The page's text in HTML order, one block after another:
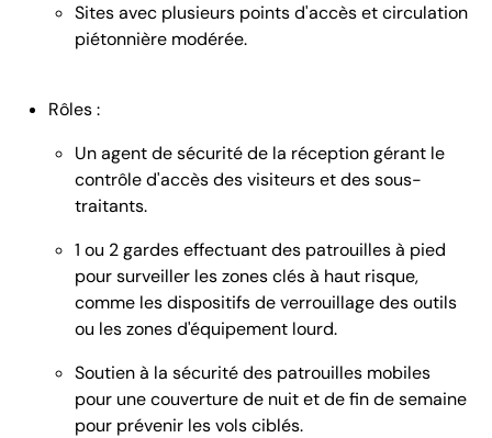
Sites avec plusieurs points d'accès et circulation
piétonnière modérée.
Rôles :
Un agent de sécurité de la réception gérant le
contrôle d'accès des visiteurs et des sous-
traitants.
1 ou 2 gardes effectuant des patrouilles à pied
pour surveiller les zones clés à haut risque,
comme les dispositifs de verrouillage des outils
ou les zones d'équipement lourd.
Soutien à la sécurité des patrouilles mobiles
pour une couverture de nuit et de fin de semaine
pour prévenir les vols ciblés.